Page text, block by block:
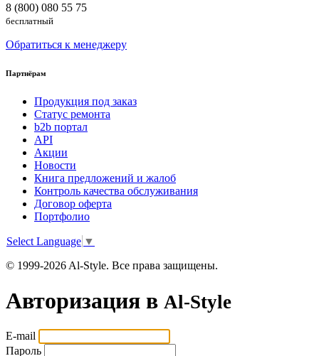
8 (800) 080 55 75
бесплатный
Обратиться к менеджеру
Партнёрам
Продукция под заказ
Статус ремонта
b2b портал
API
Акции
Новости
Книга предложений и жалоб
Контроль качества обслуживания
Договор оферта
Портфолио
Select Language ▼
© 1999-2026 Al-Style. Все права защищены.
Авторизация в Al-Style
E-mail
Пароль